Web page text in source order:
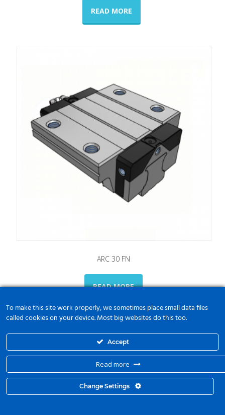
READ MORE
ARC 30 FN
READ MORE
To make this site work properly, we sometimes place small data files
called cookies on your device. Most big websites do this too.
Accept
Read more
Change Settings